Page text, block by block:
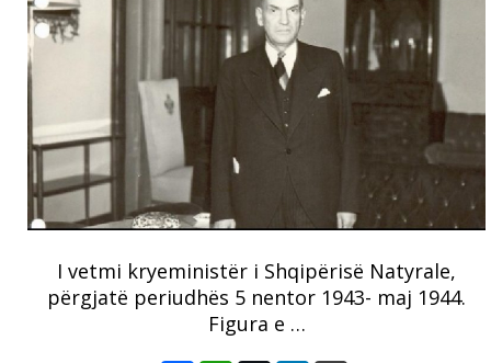
I vetmi kryeministër i Shqipërisë Natyrale,
përgjatë periudhës 5 nentor 1943- maj 1944.
Figura e …